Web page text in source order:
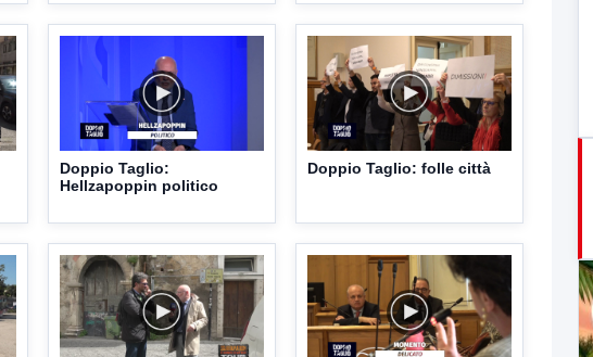
Doppio Taglio:
Hellzapoppin politico
Doppio Taglio: folle città